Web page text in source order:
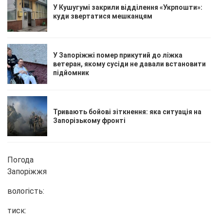
У Кушугумі закрили відділення «Укрпошти»:
куди звертатися мешканцям
У Запоріжжі помер прикутий до ліжка
ветеран, якому сусіди не давали встановити
підйомник
Тривають бойові зіткнення: яка ситуація на
Запорізькому фронті
Погода
Запоріжжя
вологість:
тиск: